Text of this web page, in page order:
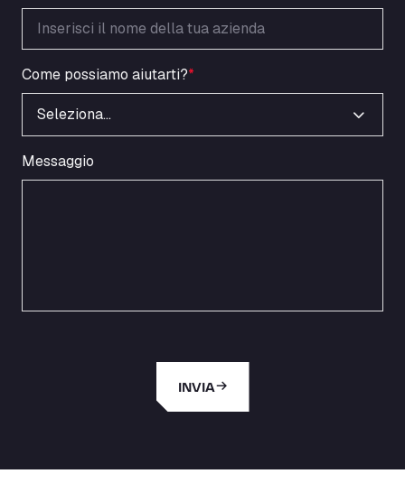
Come possiamo aiutarti?*
Seleziona…
Messaggio
INVIA